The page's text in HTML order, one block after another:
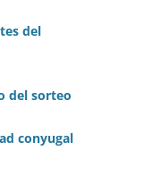
del
del sorteo
conyugal